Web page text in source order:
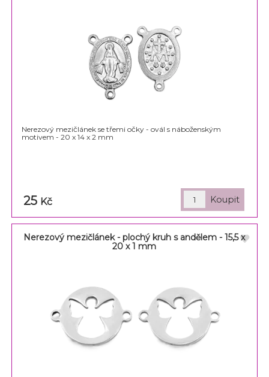
Nerezový mezičlánek se třemi očky - ovál s náboženským
motivem - 20 x 14 x 2 mm
25 Kč
Nerezový mezičlánek - plochý kruh s andělem - 15,5 x
20 x 1 mm